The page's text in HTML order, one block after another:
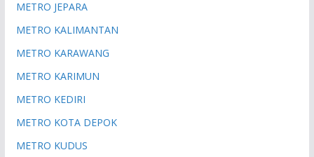
METRO JEPARA
METRO KALIMANTAN
METRO KARAWANG
METRO KARIMUN
METRO KEDIRI
METRO KOTA DEPOK
METRO KUDUS